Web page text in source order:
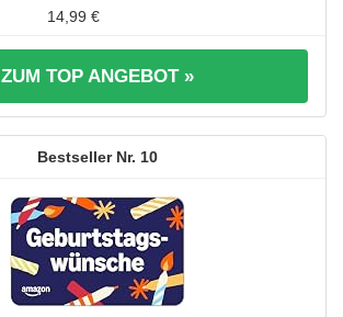
14,99 €
ZUM TOP ANGEBOT »
10